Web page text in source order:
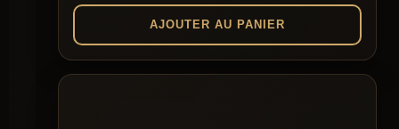
AJOUTER AU PANIER